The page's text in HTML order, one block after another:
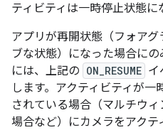
ティビティは一時停止状態に
アプリが再開状態（フォア
ブな状態）になった場合に
には、上記の ON_RESUME イ
します。アクティビティが
されている場合（マルチウ
場合など）にカメラをアクテ